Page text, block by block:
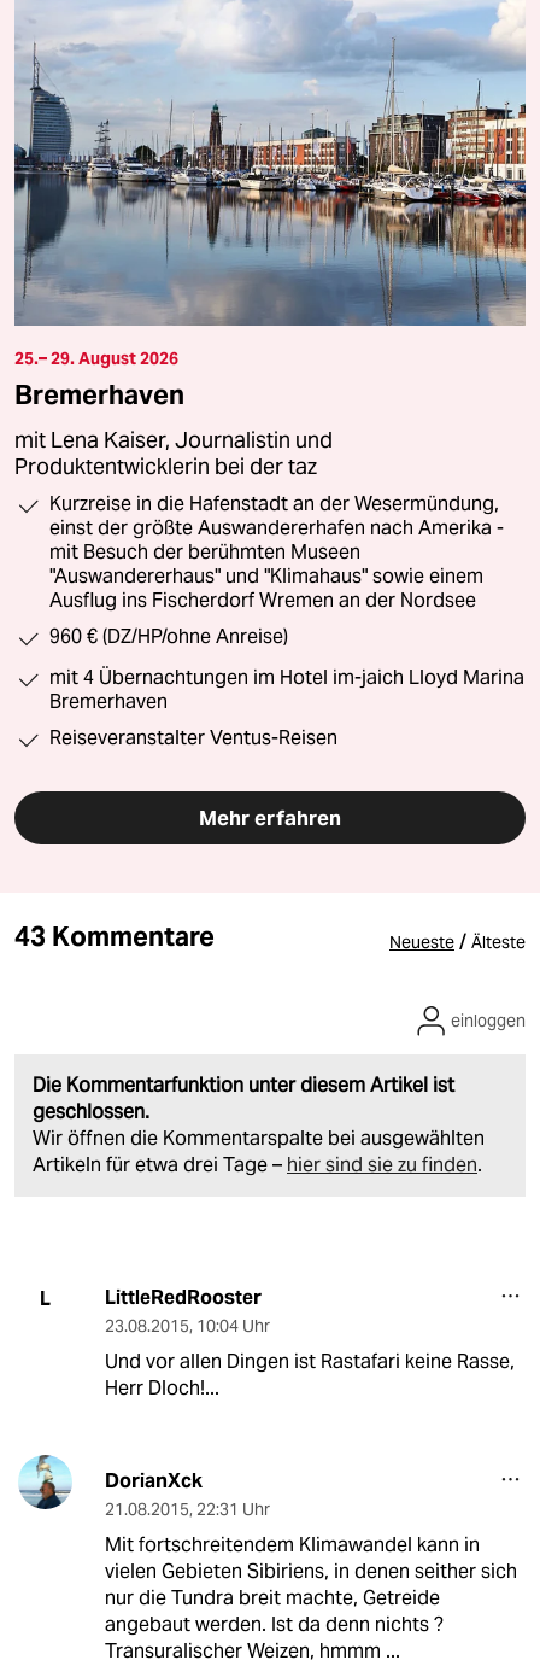
25.– 29. August 2026
Bremerhaven
mit Lena Kaiser, Journalistin und
Produktentwicklerin bei der taz
Kurzreise in die Hafenstadt an der Wesermündung,
einst der größte Auswandererhafen nach Amerika -
mit Besuch der berühmten Museen
"Auswandererhaus" und "Klimahaus" sowie einem
Ausflug ins Fischerdorf Wremen an der Nordsee
960 € (DZ/HP/ohne Anreise)
mit 4 Übernachtungen im Hotel im-jaich Lloyd Marina
Bremerhaven
Reiseveranstalter Ventus-Reisen
Mehr erfahren
43 Kommentare Neueste / Älteste
Die Kommentarfunktion unter diesem Artikel ist
geschlossen.
Wir öffnen die Kommentarspalte bei ausgewählten
Artikeln für etwa drei Tage – hier sind sie zu finden.
einloggen
L LittleRedRooster
23.08.2015, 10:04 Uhr
Und vor allen Dingen ist Rastafari keine Rasse,
Herr Dloch!...
DorianXck
21.08.2015, 22:31 Uhr
Mit fortschreitendem Klimawandel kann in
vielen Gebieten Sibiriens, in denen seither sich
nur die Tundra breit machte, Getreide
angebaut werden. Ist da denn nichts ?
Transuralischer Weizen, hmmm ...